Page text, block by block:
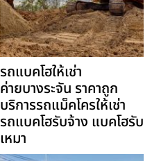
รถแบคโฮให้เช่า
ค่ายบางระจัน ราคาถูก
บริการรถแม็คโครให้เช่า
รถแบคโฮรับจ้าง แบคโฮรับ
เหมา